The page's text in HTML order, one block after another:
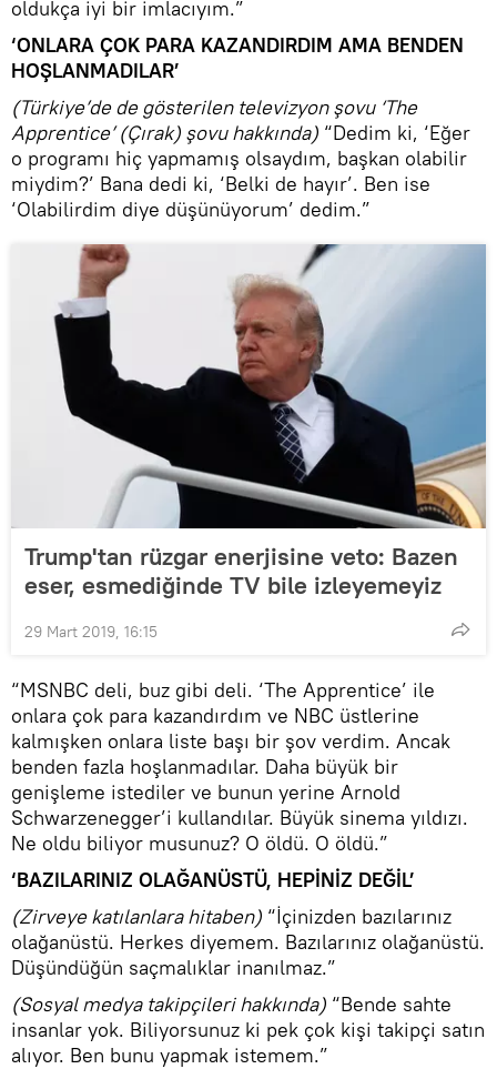
oldukça iyi bir imlacıyım.”
‘ONLARA ÇOK PARA KAZANDIRDIM AMA BENDEN
HOŞLANMADILAR’
(Türkiye’de de gösterilen televizyon şovu ‘The
Apprentice’ (Çırak) şovu hakkında) “Dedim ki, ‘Eğer
o programı hiç yapmamış olsaydım, başkan olabilir
miydim?’ Bana dedi ki, ‘Belki de hayır’. Ben ise
‘Olabilirdim diye düşünüyorum’ dedim.”
Trump'tan rüzgar enerjisine veto: Bazen
eser, esmediğinde TV bile izleyemeyiz
29 Mart 2019, 16:15
“MSNBC deli, buz gibi deli. ‘The Apprentice’ ile
onlara çok para kazandırdım ve NBC üstlerine
kalmışken onlara liste başı bir şov verdim. Ancak
benden fazla hoşlanmadılar. Daha büyük bir
genişleme istediler ve bunun yerine Arnold
Schwarzenegger’i kullandılar. Büyük sinema yıldızı.
Ne oldu biliyor musunuz? O öldü. O öldü.”
‘BAZILARINIZ OLAĞANÜSTÜ, HEPİNİZ DEĞİL’
(Zirveye katılanlara hitaben) “İçinizden bazılarınız
olağanüstü. Herkes diyemem. Bazılarınız olağanüstü.
Düşündüğün saçmalıklar inanılmaz.”
(Sosyal medya takipçileri hakkında) “Bende sahte
insanlar yok. Biliyorsunuz ki pek çok kişi takipçi satın
alıyor. Ben bunu yapmak istemem.”